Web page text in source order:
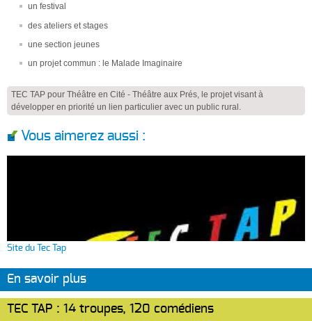
un festival
des ateliers et stages
une section jeunes
un projet commun : le Malade Imaginaire
TEC TAP pour Théâtre en Cité - Théâtre aux Prés, le projet visant à
développer en priorité un lien particulier avec un public rural.
Vous aimerez aussi :
Site du Tec Tap
En savoir plus
TEC TAP : 14 troupes, 120 comédiens